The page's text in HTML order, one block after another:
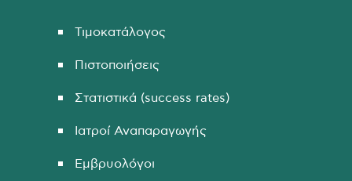
Τιμοκατάλογος
Πιστοποιήσεις
Στατιστικά (success rates)
Ιατροί Αναπαραγωγής
Εμβρυολόγοι